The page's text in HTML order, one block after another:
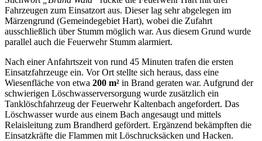
Fahrzeugen zum Einsatzort aus. Dieser lag sehr abgelegen im
Märzengrund (Gemeindegebiet Hart), wobei die Zufahrt
ausschließlich über Stumm möglich war. Aus diesem Grund wurde
parallel auch die Feuerwehr Stumm alarmiert.
Nach einer Anfahrtszeit von rund 45 Minuten trafen die ersten
Einsatzfahrzeuge ein. Vor Ort stellte sich heraus, dass eine
Wiesenfläche von etwa 200 m² in Brand geraten war. Aufgrund der
schwierigen Löschwasserversorgung wurde zusätzlich ein
Tanklöschfahrzeug der Feuerwehr Kaltenbach angefordert. Das
Löschwasser wurde aus einem Bach angesaugt und mittels
Relaisleitung zum Brandherd gefördert. Ergänzend bekämpften die
Einsatzkräfte die Flammen mit Löschrucksäcken und Hacken.